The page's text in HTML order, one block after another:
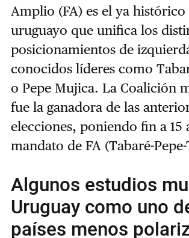
Amplio (FA) es el ya
uruguayo que unifica los
posicionamientos de
conocidos líderes como
o Pepe Mujica. La Coalición
fue la ganadora de las
elecciones, poniendo fin a 15
mandato de FA (Tabaré-
Algunos estudios
Uruguay como uno
países menos